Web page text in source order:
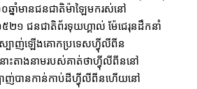
នាំមានជនជាតិម៉ាឡៃមករស់នៅ
២១ ជនជាតិព័រទុយហ្គាល់ ម៉ែជេរុនដឹកនាំ
ស្បាញ់ឡើងគោកប្រទេសហ៊្វីលីពីន
ោះតាងនាមរបស់គាត់ថាហ៊្វីលីពីននៅ
ាញ់បានកាន់កាប់ដីហ៊្វីលីពីនហើយនៅ